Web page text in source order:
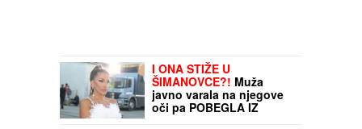
I ONA STIŽE U
ŠIMANOVCE?! Muža
javno varala na njegove
oči pa POBEGLA IZ
ZEMLJE: Kuća u kojoj je